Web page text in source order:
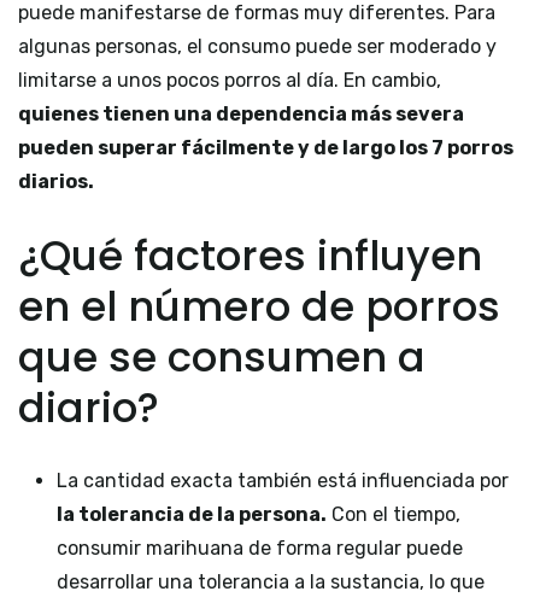
puede manifestarse de formas muy diferentes. Para
algunas personas, el consumo puede ser moderado y
limitarse a unos pocos porros al día. En cambio,
quienes tienen una dependencia más severa
pueden superar fácilmente y de largo los 7 porros
diarios.
¿Qué factores influyen
en el número de porros
que se consumen a
diario?
La cantidad exacta también está influenciada por
la tolerancia de la persona. Con el tiempo,
consumir marihuana de forma regular puede
desarrollar una tolerancia a la sustancia, lo que